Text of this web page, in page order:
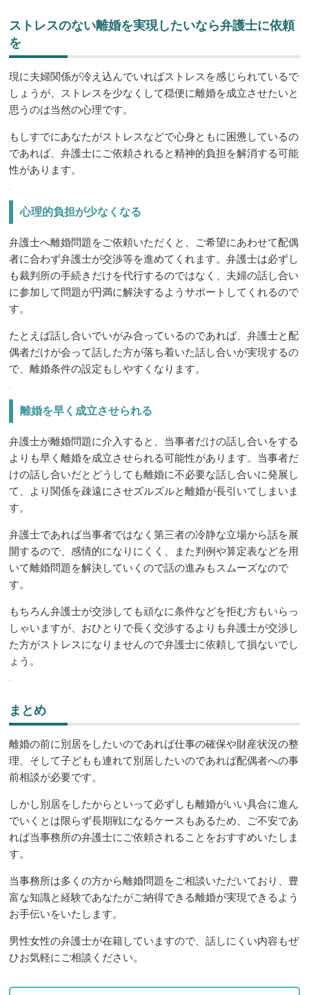
ストレスのない離婚を実現したいなら弁護士に依頼
を
現に夫婦関係が冷え込んでいればストレスを感じられているで
しょうが、ストレスを少なくして穏便に離婚を成立させたいと
思うのは当然の心理です。
もしすでにあなたがストレスなどで心身ともに困憊しているの
であれば、弁護士にご依頼されると精神的負担を解消する可能
性があります。
心理的負担が少なくなる
弁護士へ離婚問題をご依頼いただくと、ご希望にあわせて配偶
者に合わず弁護士が交渉等を進めてくれます。弁護士は必ずし
も裁判所の手続きだけを代行するのではなく、夫婦の話し合い
に参加して問題が円満に解決するようサポートしてくれるので
す。
たとえば話し合いでいがみ合っているのであれば、弁護士と配
偶者だけが会って話した方が落ち着いた話し合いが実現するの
で、離婚条件の設定もしやすくなります。
離婚を早く成立させられる
弁護士が離婚問題に介入すると、当事者だけの話し合いをする
よりも早く離婚を成立させられる可能性があります。当事者だ
けの話し合いだとどうしても離婚に不必要な話し合いに発展し
て、より関係を疎遠にさせズルズルと離婚が長引いてしまいま
す。
弁護士であれば当事者ではなく第三者の冷静な立場から話を展
開するので、感情的になりにくく、また判例や算定表などを用
いて離婚問題を解決していくので話の進みもスムーズなので
す。
もちろん弁護士が交渉しても頑なに条件などを拒む方もいらっ
しゃいますが、おひとりで長く交渉するよりも弁護士が交渉し
た方がストレスになりませんので弁護士に依頼して損ないでし
ょう。
まとめ
離婚の前に別居をしたいのであれば仕事の確保や財産状況の整
理、そして子どもも連れて別居したいのであれば配偶者への事
前相談が必要です。
しかし別居をしたからといって必ずしも離婚がいい具合に進ん
でいくとは限らず長期戦になるケースもあるため、ご不安であ
れば当事務所の弁護士にご依頼されることをおすすめいたしま
す。
当事務所は多くの方から離婚問題をご相談いただいており、豊
富な知識と経験であなたがご納得できる離婚が実現できるよう
お手伝いをいたします。
男性女性の弁護士が在籍していますので、話しにくい内容もぜ
ひお気軽にご相談ください。